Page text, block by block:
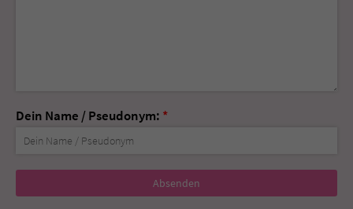
Dein Name / Pseudonym: *
Nicht
ausfüllen!